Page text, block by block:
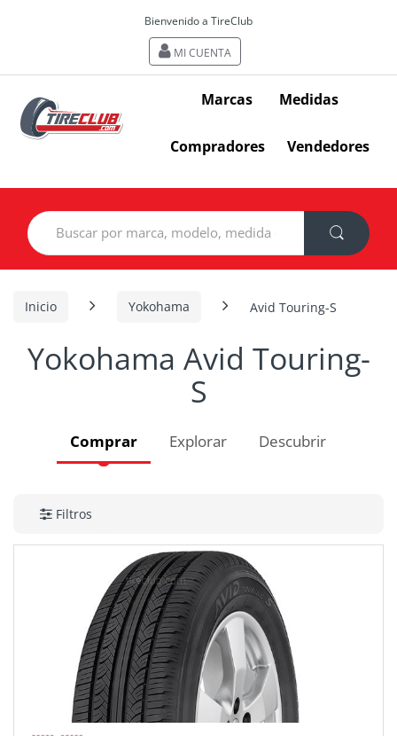
Bienvenido a TireClub
MI CUENTA
Marcas Medidas
Compradores Vendedores
Search
for:
Inicio Yokohama Avid Touring-S
Yokohama Avid Touring-
S
Comprar Explorar Descubrir
Filtros